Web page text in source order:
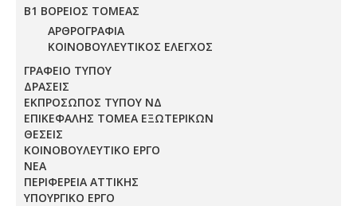
Β1 ΒΟΡΕΙΟΣ ΤΟΜΕΑΣ
ΑΡΘΡΟΓΡΑΦΙΑ
ΚΟΙΝΟΒΟΥΛΕΥΤΙΚΟΣ ΕΛΕΓΧΟΣ
ΓΡΑΦΕΙΟ ΤΥΠΟΥ
ΔΡΑΣΕΙΣ
ΕΚΠΡΟΣΩΠΟΣ ΤΥΠΟΥ ΝΔ
ΕΠΙΚΕΦΑΛΗΣ ΤΟΜΕΑ ΕΞΩΤΕΡΙΚΩΝ
ΘΕΣΕΙΣ
ΚΟΙΝΟΒΟΥΛΕΥΤΙΚΟ ΕΡΓΟ
ΝΕΑ
ΠΕΡΙΦΕΡΕΙΑ ΑΤΤΙΚΗΣ
ΥΠΟΥΡΓΙΚΟ ΕΡΓΟ